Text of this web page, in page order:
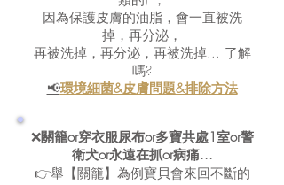
因為保護皮膚的油脂，會一直被洗
掉，再分泌，
再被洗掉，再分泌，再被洗掉... 了解
嗎?
📢環境細菌&皮膚問題&排除方法
❌關籠or穿衣服尿布or多寶共處1室or警
衛犬or永遠在抓or病痛...
👉舉【關籠】為例寶貝會來回不斷的